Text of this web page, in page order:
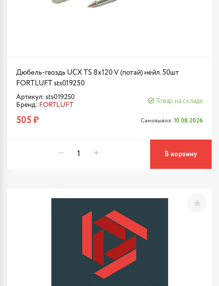
Дюбель-гвоздь UCX TS 8х120 V (потай) нейл. 50шт
FORTLUFT sts019250
Артикул: sts019250
Бренд: FORTLUFT
Товар на складе
505 ₽ Самовывоз: 10.08.2026
В корзину